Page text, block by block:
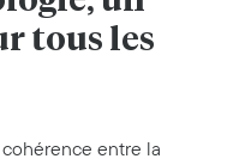
tous les
entre la